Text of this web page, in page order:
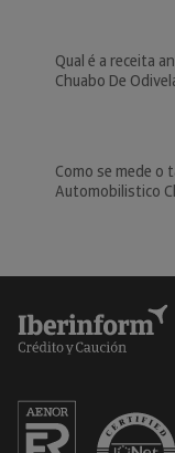
Qual é a receita
Chuabo De
Como se mede o
Automobilistico